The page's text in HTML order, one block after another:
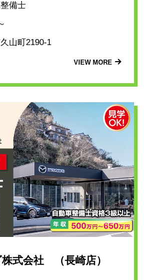
備士
山町2190-1
VIEW MORE
式会社 （長崎店）